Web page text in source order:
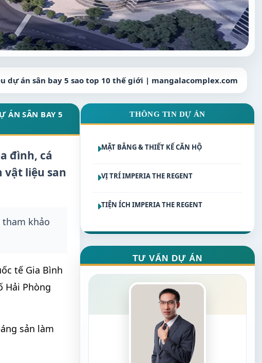
dự án sân bay 5 sao top 10 thế giới | mangalacomplex.com
ÁN SÂN BAY 5
đình, cá
vật liệu san
khảo
tế Gia Bình
Hải Phòng
sản làm
THÔNG TIN DỰ ÁN
MẶT BẰNG & THIẾT KẾ CĂN HỘ
VỊ TRÍ IMPERIA THE REGENT
TIỆN ÍCH IMPERIA THE REGENT
TƯ VẤN DỰ ÁN